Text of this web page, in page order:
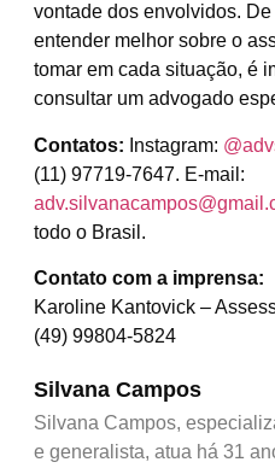
vontade dos envolvidos.
entender melhor sobre o
tomar em cada situação, é
consultar um advogado
Contatos: Instagram:
(11) 97719-7647. E-mail:
todo o Brasil.
Contato com a imprensa:
Karoline Kantovick –
(49) 99804-5824
Silvana Campos
Silvana Campos,
e generalista, atua há 31